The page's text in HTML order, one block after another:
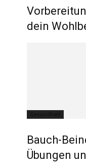
dein
Bauch-
Übungen